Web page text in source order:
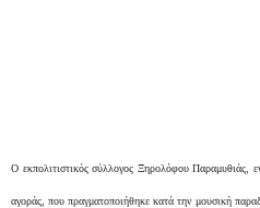
O εκπολιτιστικός σύλλογος Ξηρολόφου Παραμυθιάς,
αγοράς, που πραγματοποιήθηκε κατά την μουσική